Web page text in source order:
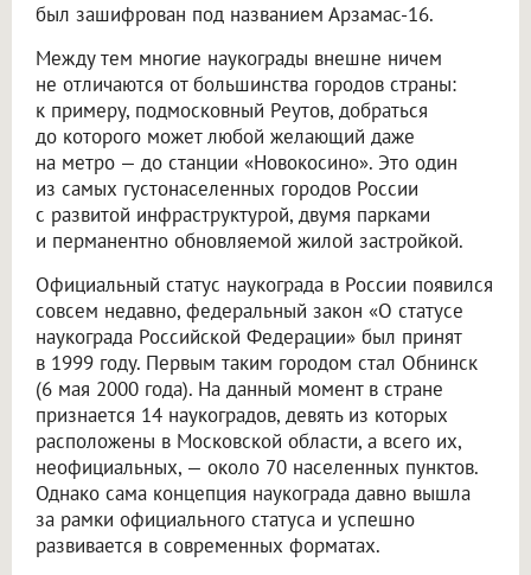
был зашифрован под названием Арзамас-16.
Между тем многие наукограды внешне ничем
не отличаются от большинства городов страны:
к примеру, подмосковный Реутов, добраться
до которого может любой желающий даже
на метро — до станции «Новокосино». Это один
из самых густонаселенных городов России
с развитой инфраструктурой, двумя парками
и перманентно обновляемой жилой застройкой.
Официальный статус наукограда в России появился
совсем недавно, федеральный закон «О статусе
наукограда Российской Федерации» был принят
в 1999 году. Первым таким городом стал Обнинск
(6 мая 2000 года). На данный момент в стране
признается 14 наукоградов, девять из которых
расположены в Московской области, а всего их,
неофициальных, — около 70 населенных пунктов.
Однако сама концепция наукограда давно вышла
за рамки официального статуса и успешно
развивается в современных форматах.